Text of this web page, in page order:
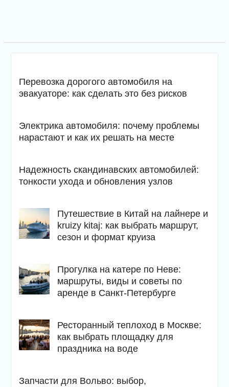
Перевозка дорогого автомобиля на
эвакуаторе: как сделать это без рисков
Электрика автомобиля: почему проблемы
нарастают и как их решать на месте
Надежность скандинавских автомобилей:
тонкости ухода и обновления узлов
Путешествие в Китай на лайнере и
kruizy kitaj: как выбрать маршрут,
сезон и формат круиза
Прогулка на катере по Неве:
маршруты, виды и советы по
аренде в Санкт-Петербурге
Ресторанный теплоход в Москве:
как выбрать площадку для
праздника на воде
Запчасти для Вольво: выбор,